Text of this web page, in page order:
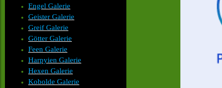
Engel Galerie
Geister Galerie
Greif Galerie
Götter Galerie
Feen Galerie
Harpyien Galerie
Hexen Galerie
Kobolde Galerie